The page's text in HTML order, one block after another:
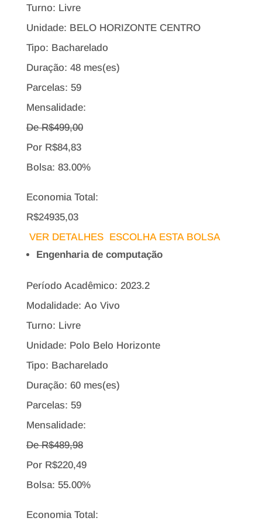
Turno: Livre
Unidade: BELO HORIZONTE CENTRO
Tipo: Bacharelado
Duração: 48 mes(es)
Parcelas: 59
Mensalidade:
De R$499,00
Por R$84,83
Bolsa: 83.00%
Economia Total:
R$24935,03
VER DETALHES ESCOLHA ESTA BOLSA
Engenharia de computação
Período Acadêmico: 2023.2
Modalidade: Ao Vivo
Turno: Livre
Unidade: Polo Belo Horizonte
Tipo: Bacharelado
Duração: 60 mes(es)
Parcelas: 59
Mensalidade:
De R$489,98
Por R$220,49
Bolsa: 55.00%
Economia Total: